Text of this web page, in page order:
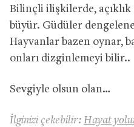
Bilinçli ilişkilerde, açıklık
büyür. Güdüler
Hayvanlar bazen oynar,
onları dizginlemeyi bilir..
Sevgiyle olsun olan…
İlginizi çekebilir: Hayat